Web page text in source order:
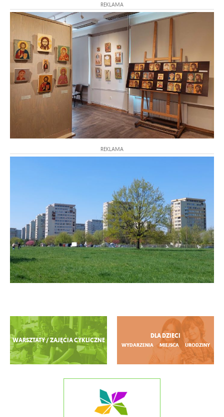
REKLAMA
REKLAMA
Zobacz więcej
WARSZTATY / ZAJĘCIA CYKLICZNE
DLA DZIECI
WYDARZENIA MIEJSCA URODZINY